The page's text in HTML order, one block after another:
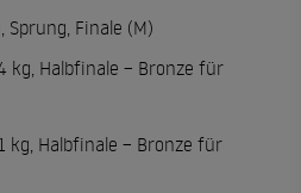
Finale (M)
kg, Halbfinale – Bronze für
kg, Halbfinale – Bronze für